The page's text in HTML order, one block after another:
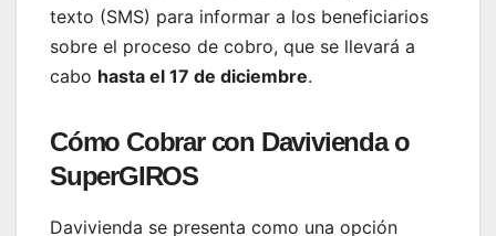
texto (SMS) para informar a los beneficiarios
sobre el proceso de cobro, que se llevará a
cabo hasta el 17 de diciembre.
Cómo Cobrar con Davivienda o
SuperGIROS
Davivienda se presenta como una opción